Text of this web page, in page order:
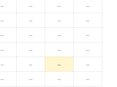
– – –
–
– – – –
– – –
–
– – – –
– – –
–
– – – –